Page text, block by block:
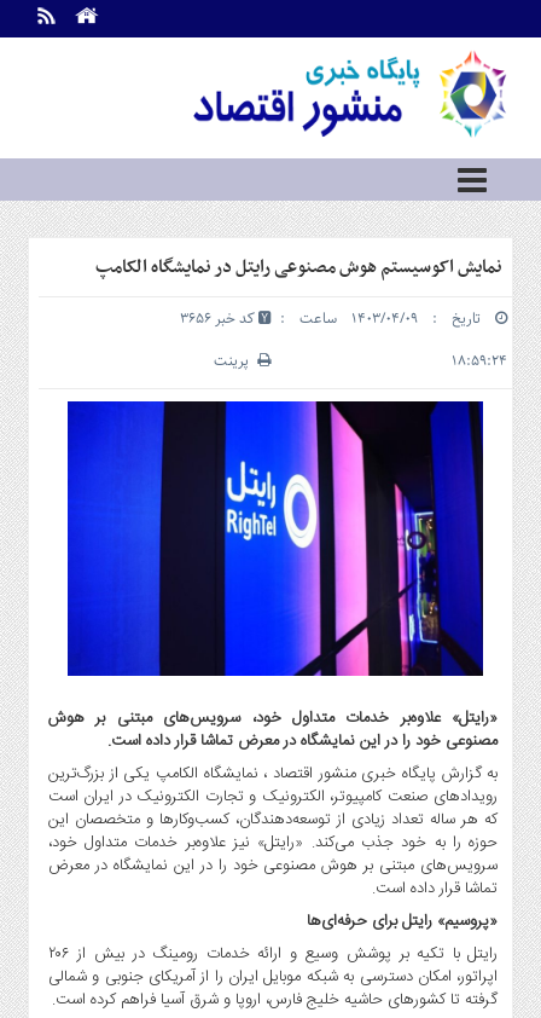
اطلاعات
تماس
ما
درباره
ما
سرویس
ها
بازار
سرمایه
و
بورس
مسکن
و
شهری
گاز
و
پتروشیمی
صنعت
و
خودرو
استارت
آپ
و
فن
آوری
بانک
،
بیمه
و
ارز
دیجیتال
نمایش اکوسیستم هوش مصنوعی رایتل در نمایشگاه الکامپ
تاریخ : ۱۴۰۳/۰۴/۰۹ ساعت :
۱۸:۵۹:۲۴
کد خبر 3656
پرینت
«رایتل» علاوه‌بر خدمات متداول خود، سرویس‌های مبتنی بر هوش
مصنوعی خود را در این نمایشگاه در معرض تماشا قرار داده است.
به گزارش پایگاه خبری منشور اقتصاد ، نمایشگاه الکامپ یکی از بزرگ‌ترین
رویدادهای صنعت کامپیوتر، الکترونیک و تجارت الکترونیک در ایران است
که هر ساله تعداد زیادی از توسعه‌دهندگان، کسب‌وکارها و متخصصان این
حوزه را به خود جذب می‌کند. «رایتل» نیز علاوه‌بر خدمات متداول خود،
سرویس‌های مبتنی بر هوش مصنوعی خود را در این نمایشگاه در معرض
تماشا قرار داده است.
«پروسیم» رایتل برای حرفه‌ای‌ها
رایتل با تکیه بر پوشش وسیع و ارائه خدمات رومینگ در بیش از ۲۰۶
اپراتور، امکان دسترسی به شبکه موبایل ایران را از آمریکای جنوبی و شمالی
گرفته تا کشورهای حاشیه خلیج فارس، اروپا و شرق آسیا فراهم کرده است.